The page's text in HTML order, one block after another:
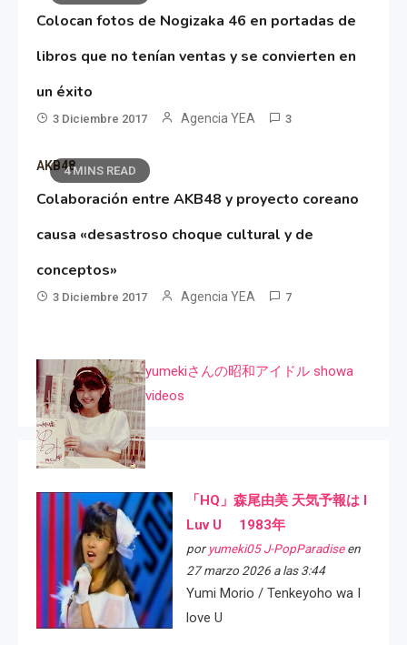
Colocan fotos de Nogizaka 46 en portadas de
libros que no tenían ventas y se convierten en
un éxito
3 Diciembre 2017 Agencia YEA 3
4 MINS READ
AKB48
Colaboración entre AKB48 y proyecto coreano
causa «desastroso choque cultural y de
conceptos»
3 Diciembre 2017 Agencia YEA 7
yumekiさんの昭和アイドル showa
videos
「HQ」森尾由美 天気予報は I
Luv U 1983年
por yumeki05 J-PopParadiseen
27 marzo 2026 a las 3:44
Yumi Morio / Tenkeyoho wa I
love U